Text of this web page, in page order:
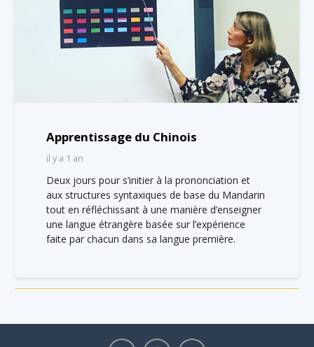
Apprentissage du Chinois
il y a 1 an
Deux jours pour s’initier à la prononciation et
aux structures syntaxiques de base du Mandarin
tout en réfléchissant à une manière d’enseigner
une langue étrangère basée sur l’expérience
faite par chacun dans sa langue première.